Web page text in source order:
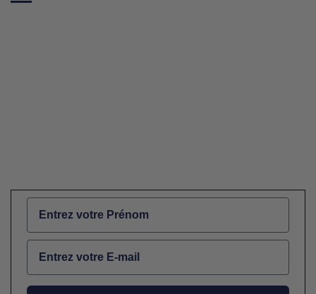
Name
Email